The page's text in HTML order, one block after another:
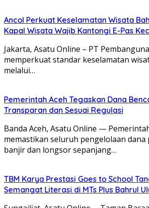
Ancol Perkuat Keselamatan Wisata
Kapal Wisata Wajib Kantongi E-Pas
Jakarta, Asatu Online – PT
memperkuat standar keselamatan
melalui…
Pemerintah Aceh Tegaskan Dana
Transparan dan Sesuai Regulasi
Banda Aceh, Asatu Online —
memastikan seluruh pengelolaan dana
banjir dan longsor sepanjang…
TBM Karya Prestasi Goes to School
Semangat Literasi di MTs Plus Bahrul